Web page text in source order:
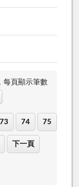
每頁顯示筆數
73 74 75
下一頁